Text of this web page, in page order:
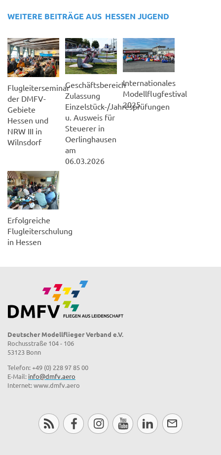
WEITERE BEITRÄGE AUS HESSEN JUGEND
Flugleiterseminar
der DMFV-
Gebiete
Hessen und
NRW III in
Wilnsdorf
Geschäftsbereich
Zulassung
Einzelstück-/Jahresprüfungen
u. Ausweis für
Steuerer in
Oerlinghausen
am
06.03.2026
Internationales
Modellflugfestival
2025
Erfolgreiche
Flugleiterschulung
in Hessen
Deutscher Modellflieger Verband e.V.
Rochusstraße 104 - 106
53123 Bonn
Telefon: +49 (0) 228 97 85 00
E-Mail: info@dmfv.aero
Internet: www.dmfv.aero